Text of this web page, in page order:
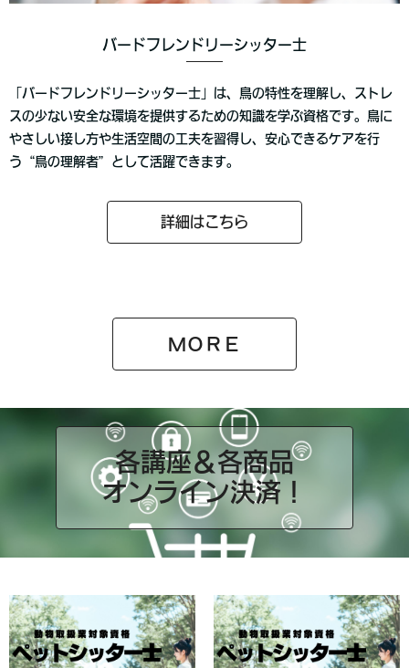
バードフレンドリーシッター士
「バードフレンドリーシッター士」は、鳥の特性を理解し、ストレ
スの少ない安全な環境を提供するための知識を学ぶ資格です。鳥に
やさしい接し方や生活空間の工夫を習得し、安心できるケアを行
う“鳥の理解者”として活躍できます。
詳細はこちら
ＭＯＲＥ
各講座＆各商品
オンライン決済！